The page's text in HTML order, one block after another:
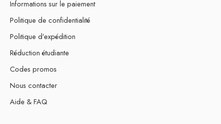
Informations sur le paiement
Politique de confidentialité
Politique d’expédition
Réduction étudiante
Codes promos
Nous contacter
Aide & FAQ